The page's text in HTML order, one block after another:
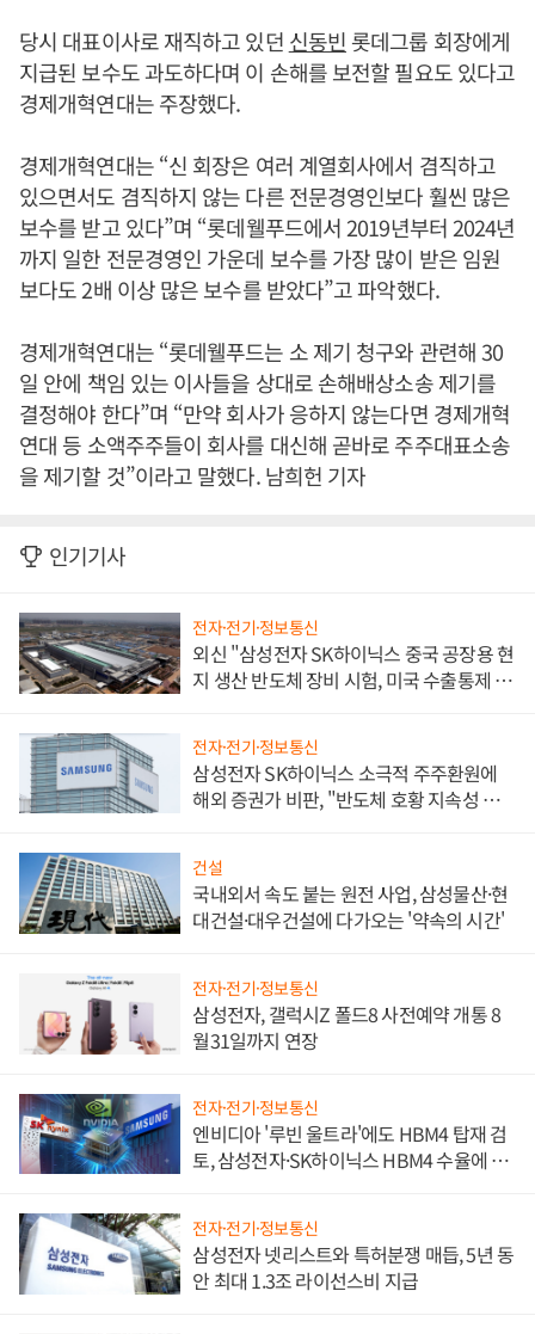
당시 대표이사로 재직하고 있던 신동빈롯데그룹 회장에게
지급된 보수도 과도하다며 이 손해를 보전할 필요도 있다고
경제개혁연대는 주장했다.
경제개혁연대는 “신 회장은 여러 계열회사에서 겸직하고
있으면서도 겸직하지 않는 다른 전문경영인보다 훨씬 많은
보수를 받고 있다”며 “롯데웰푸드에서 2019년부터 2024년
까지 일한 전문경영인 가운데 보수를 가장 많이 받은 임원
보다도 2배 이상 많은 보수를 받았다”고 파악했다.
경제개혁연대는 “롯데웰푸드는 소 제기 청구와 관련해 30
일 안에 책임 있는 이사들을 상대로 손해배상소송 제기를
결정해야 한다”며 “만약 회사가 응하지 않는다면 경제개혁
연대 등 소액주주들이 회사를 대신해 곧바로 주주대표소송
을 제기할 것”이라고 말했다. 남희헌 기자
인기기사
전자·전기·정보통신
외신 "삼성전자 SK하이닉스 중국 공장용 현
지 생산 반도체 장비 시험, 미국 수출통제 대
전자·전기·정보통신
삼성전자 SK하이닉스 소극적 주주환원에
해외 증권가 비판, "반도체 호황 지속성 의
건설
국내외서 속도 붙는 원전 사업, 삼성물산·현
대건설·대우건설에 다가오는 '약속의 시간'
전자·전기·정보통신
삼성전자, 갤럭시Z 폴드8 사전예약 개통 8
월31일까지 연장
전자·전기·정보통신
엔비디아 '루빈 울트라'에도 HBM4 탑재 검
토, 삼성전자·SK하이닉스 HBM4 수율에 주
전자·전기·정보통신
삼성전자 넷리스트와 특허분쟁 매듭, 5년 동
안 최대 1.3조 라이선스비 지급